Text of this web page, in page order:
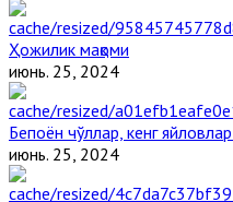
Ҳожилик мақоми
июнь. 25, 2024
Бепоён чўллар, кенг
июнь. 25, 2024